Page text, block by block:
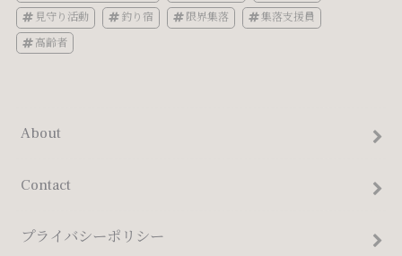
見守り活動
釣り宿 限界集落
集落支援員
高齢者
About
Contact
プライバシーポリシー